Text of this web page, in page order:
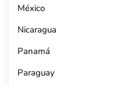
México
Nicaragua
Panamá
Paraguay